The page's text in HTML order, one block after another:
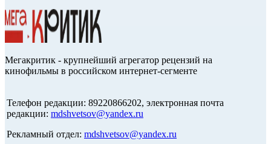
Мегакритик - крупнейший агрегатор рецензий на
кинофильмы в российском интернет-сегменте
Телефон редакции: 89220866202, электронная почта
редакции: mdshvetsov@yandex.ru
Рекламный отдел: mdshvetsov@yandex.ru